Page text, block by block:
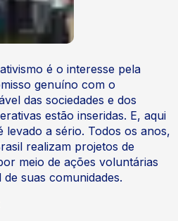
é o interesse pela
genuíno com o
das sociedades e dos
estão inseridas. E, aqui
levado a sério. Todos os anos,
realizam projetos de
meio de ações voluntárias
suas comunidades.